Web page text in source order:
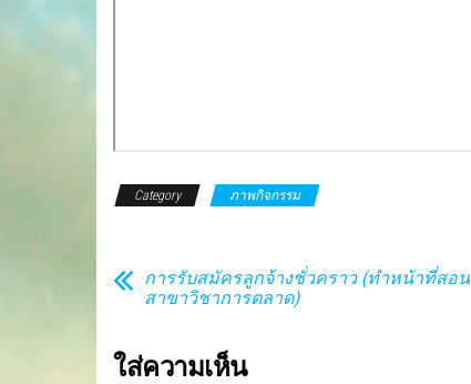
Category ภาพกิจกรรม
การรับสมัครลูกจ้างชั่วคราว (ทำหน้าที่สอน
สาขาวิชาการตลาด)
ใส่ความเห็น